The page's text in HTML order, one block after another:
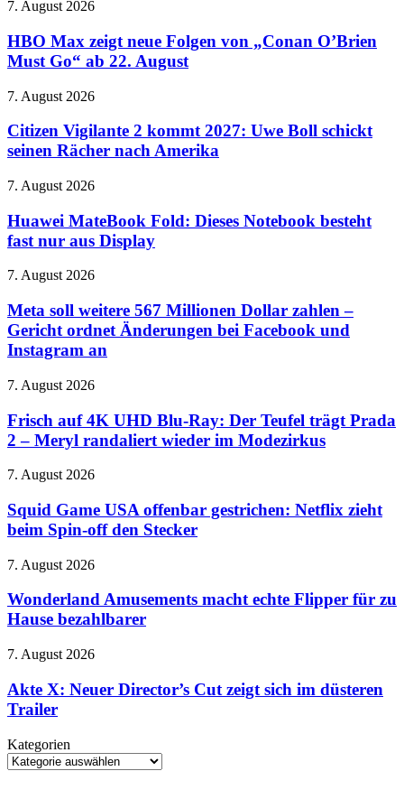
wie
Donut
Kinofilm
HBO
zeigt
neue
Folgen
„Conan
Must
Go“
22.
7. August 2026
HBO Max zeigt neue Folgen von „Conan O’Brien
Must Go“ ab 22. August
Citizen
2
kommt
2027:
Boll
seinen
Rächer
Amerika
7. August 2026
Citizen Vigilante 2 kommt 2027: Uwe Boll schickt
seinen Rächer nach Amerika
Huawei
Fold:
Dieses
Notebook
fast
aus
Display
7. August 2026
Huawei MateBook Fold: Dieses Notebook besteht
fast nur aus Display
Meta
weitere
567
Millionen
Dollar
–
ordnet
Änderungen
bei
Facebook
Instagram
an
7. August 2026
Meta soll weitere 567 Millionen Dollar zahlen –
Gericht ordnet Änderungen bei Facebook und
Instagram an
Frisch
4K
UHD
Blu-
Der
trägt
Prada
–
randaliert
wieder
im
7. August 2026
Frisch auf 4K UHD Blu-Ray: Der Teufel trägt Prada
2 – Meryl randaliert wieder im Modezirkus
Squid
USA
offenbar
gestrichen:
zieht
Spin-
off
Stecker
7. August 2026
Squid Game USA offenbar gestrichen: Netflix zieht
beim Spin-off den Stecker
Wonderland
macht
echte
Flipper
zu
bezahlbarer
7. August 2026
Wonderland Amusements macht echte Flipper für zu
Hause bezahlbarer
Akte
Neuer
Director’s
Cut
sich
im
7. August 2026
Akte X: Neuer Director’s Cut zeigt sich im düsteren
Trailer
Kategorien
Kategorien